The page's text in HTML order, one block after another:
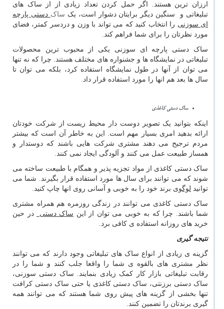
ارزان ترین هستند. اگر حمل کردن تعداد زیادی از از ساک های
تبلیغاتی و سنگین دیگر برایتان دشوار است، یک ساک دستی پارچه
ای سوزنی را انتخاب کنید که می تواند با وزن و دردسر کمتر، فضای
مورد نظرتان را برای شما فراهم کند.
ساک دستی پارچه ای سوزنی یکی از محبوب ترین محصولات
تبلیغاتی در نمایشگاه ها و جشنواره های مختلف هستند. چرا که نه تنها
می توان از آنها در طول نمایشگاه استفاده کرد، بلکه می توان تا
سال ها بعد هم انها را مورد استفاده قرار داد.
ساک دستی کاغذی
اینکه بتوانید یک تصویر دوست دار محیط زیست از شرکت خودتان
ارائه بدهید امری بسیار مهم است. این به خاطر آن است که بیشتر
مردم ترجیح می دهند مشتری شرکت هایی باشند که دوستدار و
همساز طبیعت عمل می کنند و آلودگی ایجاد نمی کنند.
ساک دستی کاغذی از مواد تجزیه پذیر و همگام با طبیعت ساخته می
شوند که می توانند برای سال ها مورد استفاده قرار بگیرند. شما می
توانید لوگوی برند خود را به خوبی و آسانی روی انها چاپ کنید.
ساک دستی کاغذی می توانند در زندگی روزمره هم همراه مشتری
شما باشند. چرا که به خوبی می توان از این ساک دستی
در حین
خرید های روزانه استفاده ی کافی برد.
نتیجه گیری
گزینه ی زیادی از انواع ساک های تبلیغاتی وجود دارند که می توانند
نظر مشتری های بالقوه ی شما را واقعا جلب کنند و شما را در
رقابت تبلیغاتی بازار کار کمک زیادی بنمایند. ساک دستی سوزنی،
ساک دستی برزنتی، ساک دستی کاغذی یا حتی ساک دستی کرافت
تنها بخشی از گزینه های پیش روی شما هستند که می توانند همه
گیری برندتان را تضمین کنند.